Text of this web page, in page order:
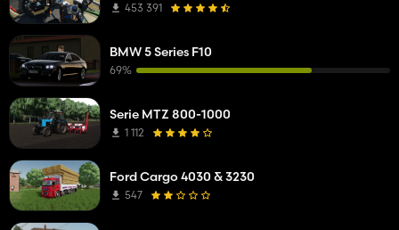
453 391
BMW 5 Series F10
69%
Serie MTZ 800-1000
1 112
Ford Cargo 4030 & 3230
547